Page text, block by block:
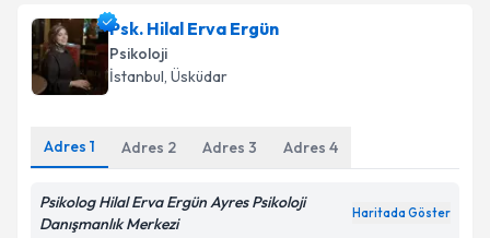
Psk. Hilal Erva Ergün
Psikoloji
İstanbul, Üsküdar
Adres 1 Adres 2 Adres 3 Adres 4
Psikolog Hilal Erva Ergün Ayres Psikoloji
Danışmanlık Merkezi
Haritada Göster